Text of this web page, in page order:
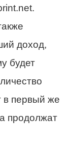
доход,
будет
в первый же
продолжат